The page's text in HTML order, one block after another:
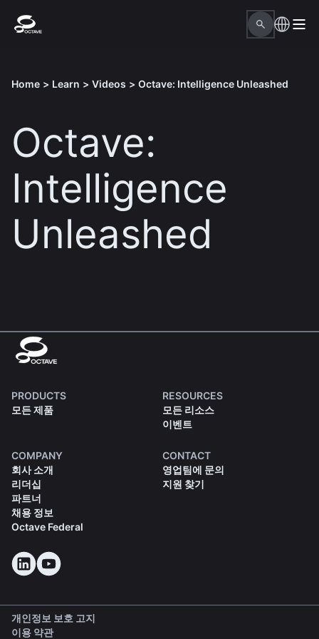
Home > Learn > Videos > Octave: Intelligence Unleashed
Octave:
Intelligence
Unleashed
PRODUCTS
모든 제품
RESOURCES
모든 리소스
이벤트
COMPANY
회사 소개
리더십
파트너
채용 정보
Octave Federal
CONTACT
영업팀에 문의
지원 찾기
개인정보 보호 고지
이용 약관